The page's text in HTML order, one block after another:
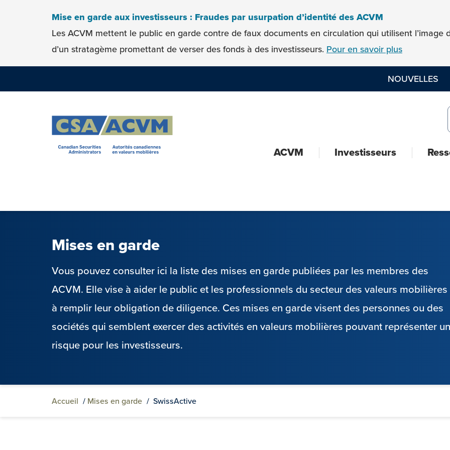
Skip to contentMise en garde aux investisseurs : Fraudes par usurpation d’identité des ACVM
Les ACVM mettent le public en garde contre de faux documents en circulation qui utilisent l’image
d’un stratagème promettant de verser des fonds à des investisseurs. Pour en savoir plus
NOUVELLES
ACVM Investisseurs
Mises en garde
Vous pouvez consulter ici la liste des mises en garde publiées par les membres des
ACVM. Elle vise à aider le public et les professionnels du secteur des valeurs mobilières
à remplir leur obligation de diligence. Ces mises en garde visent des personnes ou des
sociétés qui semblent exercer des activités en valeurs mobilières pouvant représenter un
risque pour les investisseurs.
Accueil / Mises en garde / SwissActive